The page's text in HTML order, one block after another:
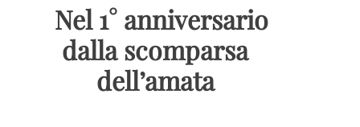
Nel 1° anniversario
dalla scomparsa
dell’amata